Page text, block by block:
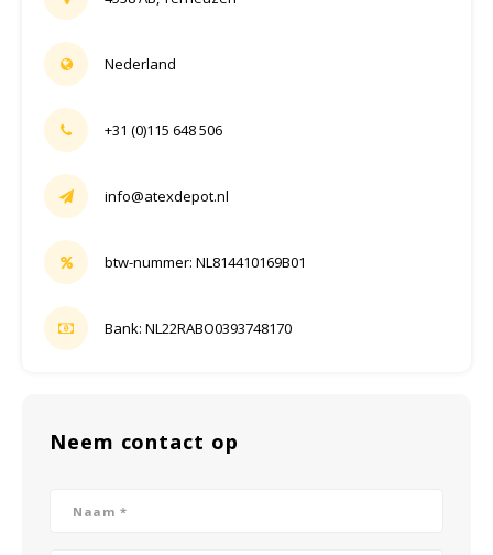
Nederland
+31 (0)115 648 506
info@atexdepot.nl
btw-nummer: NL814410169B01
Bank: NL22RABO0393748170
Neem contact op